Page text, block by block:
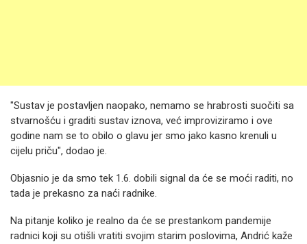
"Sustav je postavljen naopako, nemamo se hrabrosti suočiti sa
stvarnošću i graditi sustav iznova, već improviziramo i ove
godine nam se to obilo o glavu jer smo jako kasno krenuli u
cijelu priču", dodao je.
Objasnio je da smo tek 1.6. dobili signal da će se moći raditi, no
tada je prekasno za naći radnike.
Na pitanje koliko je realno da će se prestankom pandemije
radnici koji su otišli vratiti svojim starim poslovima, Andrić kaže